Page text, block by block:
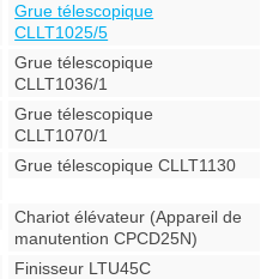
Grue télescopique
CLLT1025/5
Grue télescopique
CLLT1036/1
Grue télescopique
CLLT1070/1
Grue télescopique CLLT1130
Chariot élévateur (Appareil de
manutention CPCD25N)
Finisseur LTU45C